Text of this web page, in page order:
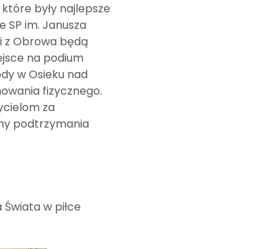
były najlepsze
SP im. Janusza
z Obrowa będą
na podium
w Osieku nad
fizycznego.
za
podtrzymania
w piłce